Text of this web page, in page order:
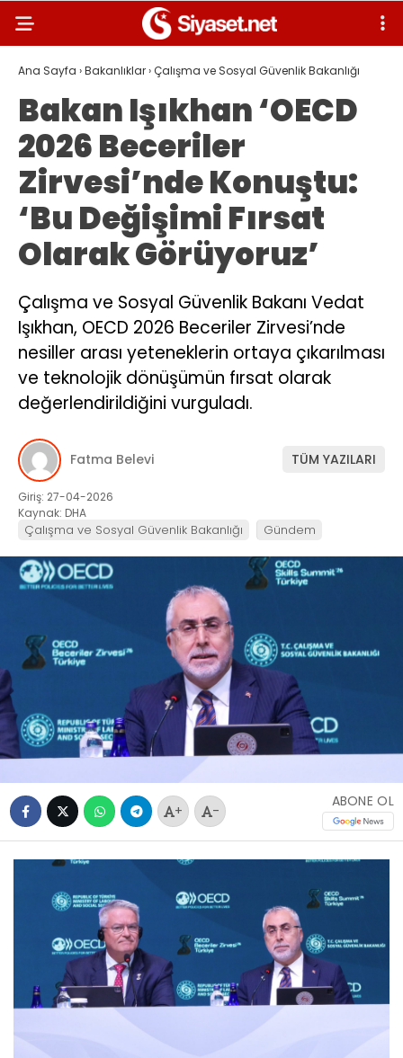
Ana Sayfa ›Bakanlıklar›Çalışma ve Sosyal Güvenlik Bakanlığı
Bakan Işıkhan ‘OECD
2026 Beceriler
Zirvesi’nde Konuştu:
‘Bu Değişimi Fırsat
Olarak Görüyoruz’
Çalışma ve Sosyal Güvenlik Bakanı Vedat
Işıkhan, OECD 2026 Beceriler Zirvesi’nde
nesiller arası yeteneklerin ortaya çıkarılması
ve teknolojik dönüşümün fırsat olarak
değerlendirildiğini vurguladı.
Fatma Belevi TÜM YAZILARI
Giriş: 27-04-2026
Kaynak: DHA
Çalışma ve Sosyal Güvenlik Bakanlığı Gündem
+ -
ABONE OL